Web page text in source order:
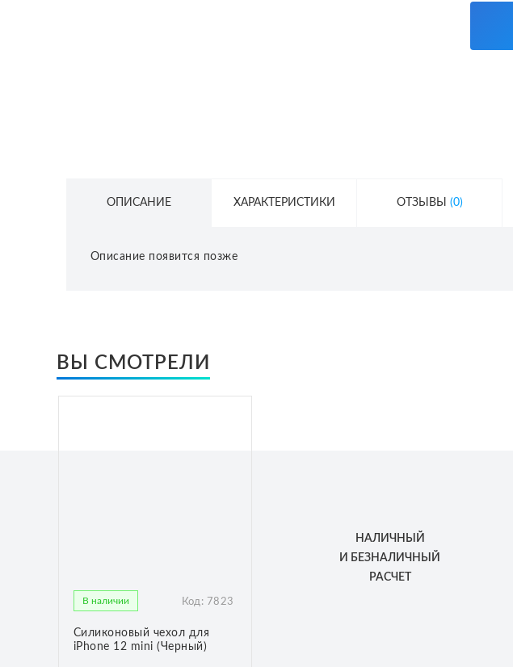
ОПИСАНИЕ ХАРАКТЕРИСТИКИ ОТЗЫВЫ (0)
Описание появится позже
ВЫ СМОТРЕЛИ
В наличии Код: 7823
Силиконовый чехол для
iPhone 12 mini (Черный)
НАЛИЧНЫЙ
И БЕЗНАЛИЧНЫЙ
РАСЧЕТ